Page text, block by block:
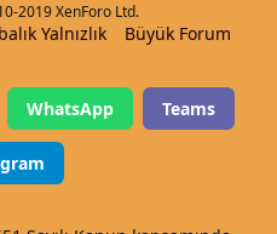
2019 XenForo Ltd.
Yalnızlık Büyük Forum
WhatsApp Teams